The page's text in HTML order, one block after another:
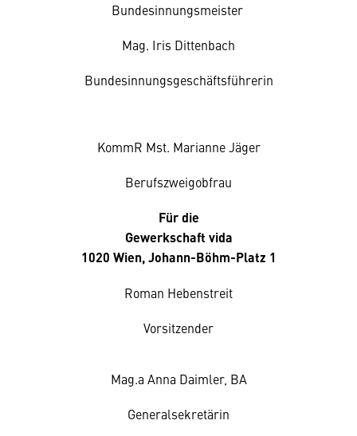
Bundesinnungsmeister
Mag. Iris Dittenbach
Bundesinnungsgeschäftsführerin
KommR Mst. Marianne Jäger
Berufszweigobfrau
Für die
Gewerkschaft vida
1020 Wien, Johann-Böhm-Platz 1
Roman Hebenstreit
Vorsitzender
Mag.a Anna Daimler, BA
Generalsekretärin